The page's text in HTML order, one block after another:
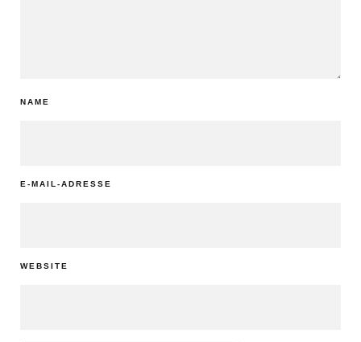
NAME
E-MAIL-ADRESSE
WEBSITE